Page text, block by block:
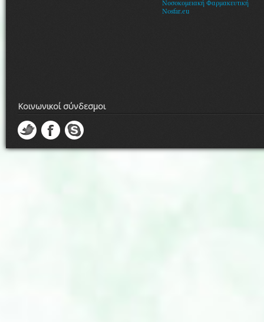
Νοσοκομειακή Φαρμακευτική
Nosfar.eu
Κοινωνικοί σύνδεσμοι